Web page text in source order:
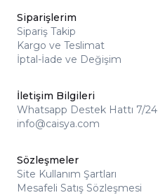
Siparişlerim
Sipariş Takip
Kargo ve Teslimat
İptal-İade ve Değişim
İletişim Bilgileri
Whatsapp Destek Hattı 7/24
info@caisya.com
Sözleşmeler
Site Kullanım Şartları
Mesafeli Satış Sözleşmesi